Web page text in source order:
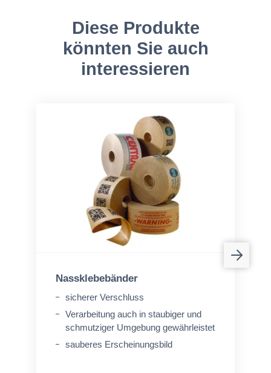
Diese Produkte
könnten Sie auch
interessieren
Nassklebebänder
sicherer Verschluss
Verarbeitung auch in staubiger und
schmutziger Umgebung gewährleistet
sauberes Erscheinungsbild